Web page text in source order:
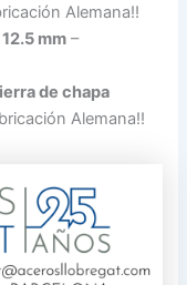
Alemana!!
mm –
de chapa
Alemana!!